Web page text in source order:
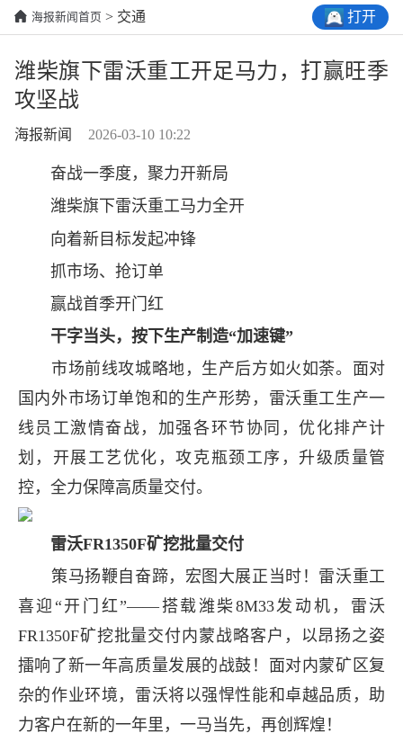
海报新闻首页 > 交通 打开
潍柴旗下雷沃重工开足马力，打赢旺季
攻坚战
海报新闻 2026-03-10 10:22
奋战一季度，聚力开新局
潍柴旗下雷沃重工马力全开
向着新目标发起冲锋
抓市场、抢订单
赢战首季开门红
干字当头，按下生产制造“加速键”
市场前线攻城略地，生产后方如火如荼。面对
国内外市场订单饱和的生产形势，雷沃重工生产一
线员工激情奋战，加强各环节协同，优化排产计
划，开展工艺优化，攻克瓶颈工序，升级质量管
控，全力保障高质量交付。
雷沃FR1350F矿挖批量交付
策马扬鞭自奋蹄，宏图大展正当时！雷沃重工
喜迎“开门红”——搭载潍柴8M33发动机，雷沃
FR1350F矿挖批量交付内蒙战略客户，以昂扬之姿
擂响了新一年高质量发展的战鼓！面对内蒙矿区复
杂的作业环境，雷沃将以强悍性能和卓越品质，助
力客户在新的一年里，一马当先，再创辉煌！